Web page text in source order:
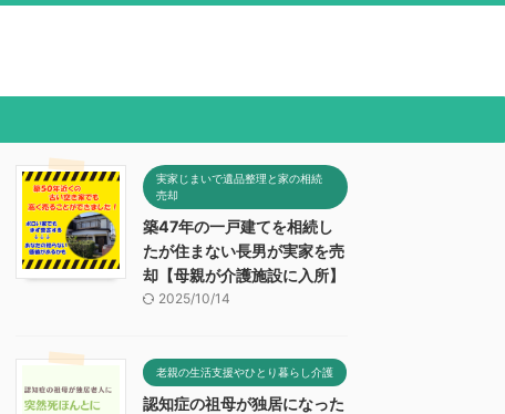
実家じまいで遺品整理と家の相続
売却
築47年の一戸建てを相続し
たが住まない長男が実家を売
却【母親が介護施設に入所】
2025/10/14
老親の生活支援やひとり暮らし介護
認知症の祖母が独居になった